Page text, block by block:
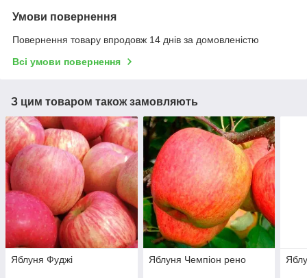
Умови повернення
Повернення товару впродовж 14 днів за домовленістю
Всі умови повернення
З цим товаром також замовляють
Яблуня Фуджі Яблуня Чемпіон рено